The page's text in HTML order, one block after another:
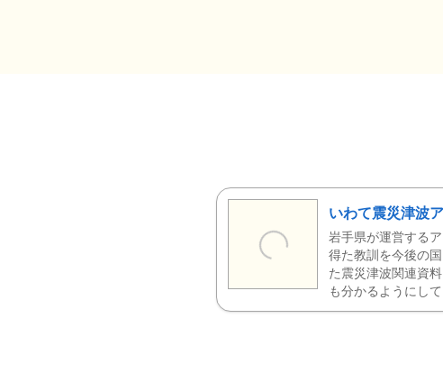
いわて震災津波
岩手県が運営する
得た教訓を今後の
た震災津波関連資
も分かるようにして